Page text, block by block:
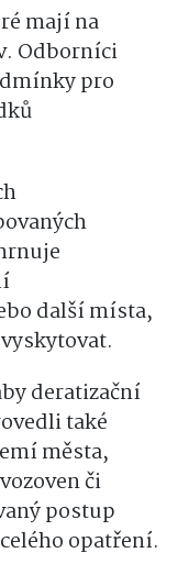
mají na
Odborníci
pro
další místa,
deratizační
také
města,
či
postup
opatření.